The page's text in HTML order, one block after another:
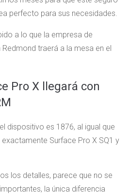
perfecto para sus necesidades.
a lo que la empresa de
traerá a la mesa en el
Pro X llegará con
dispositivo es 1876, al igual que
Surface Pro X SQ1 y
los detalles, parece que no se
la única diferencia